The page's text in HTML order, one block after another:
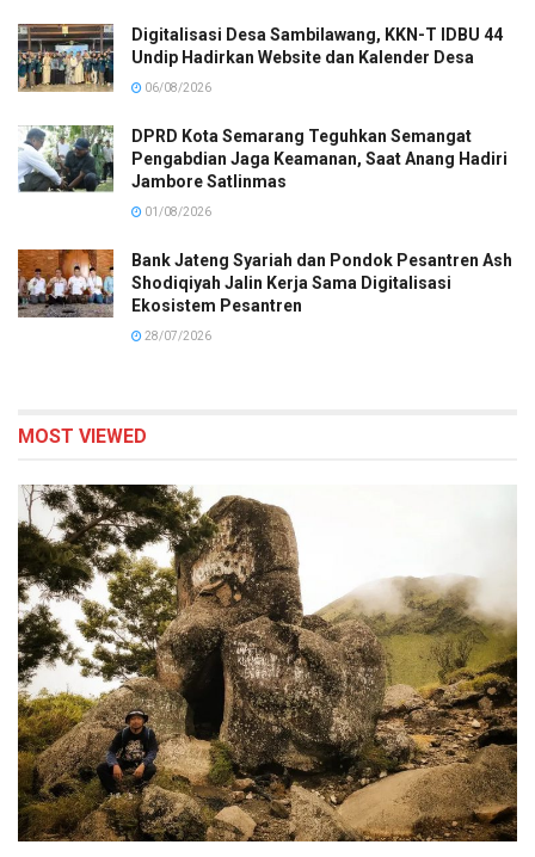
Digitalisasi Desa Sambilawang, KKN-T IDBU 44
Undip Hadirkan Website dan Kalender Desa
06/08/2026
DPRD Kota Semarang Teguhkan Semangat
Pengabdian Jaga Keamanan, Saat Anang Hadiri
Jambore Satlinmas
01/08/2026
Bank Jateng Syariah dan Pondok Pesantren Ash
Shodiqiyah Jalin Kerja Sama Digitalisasi
Ekosistem Pesantren
28/07/2026
MOST VIEWED